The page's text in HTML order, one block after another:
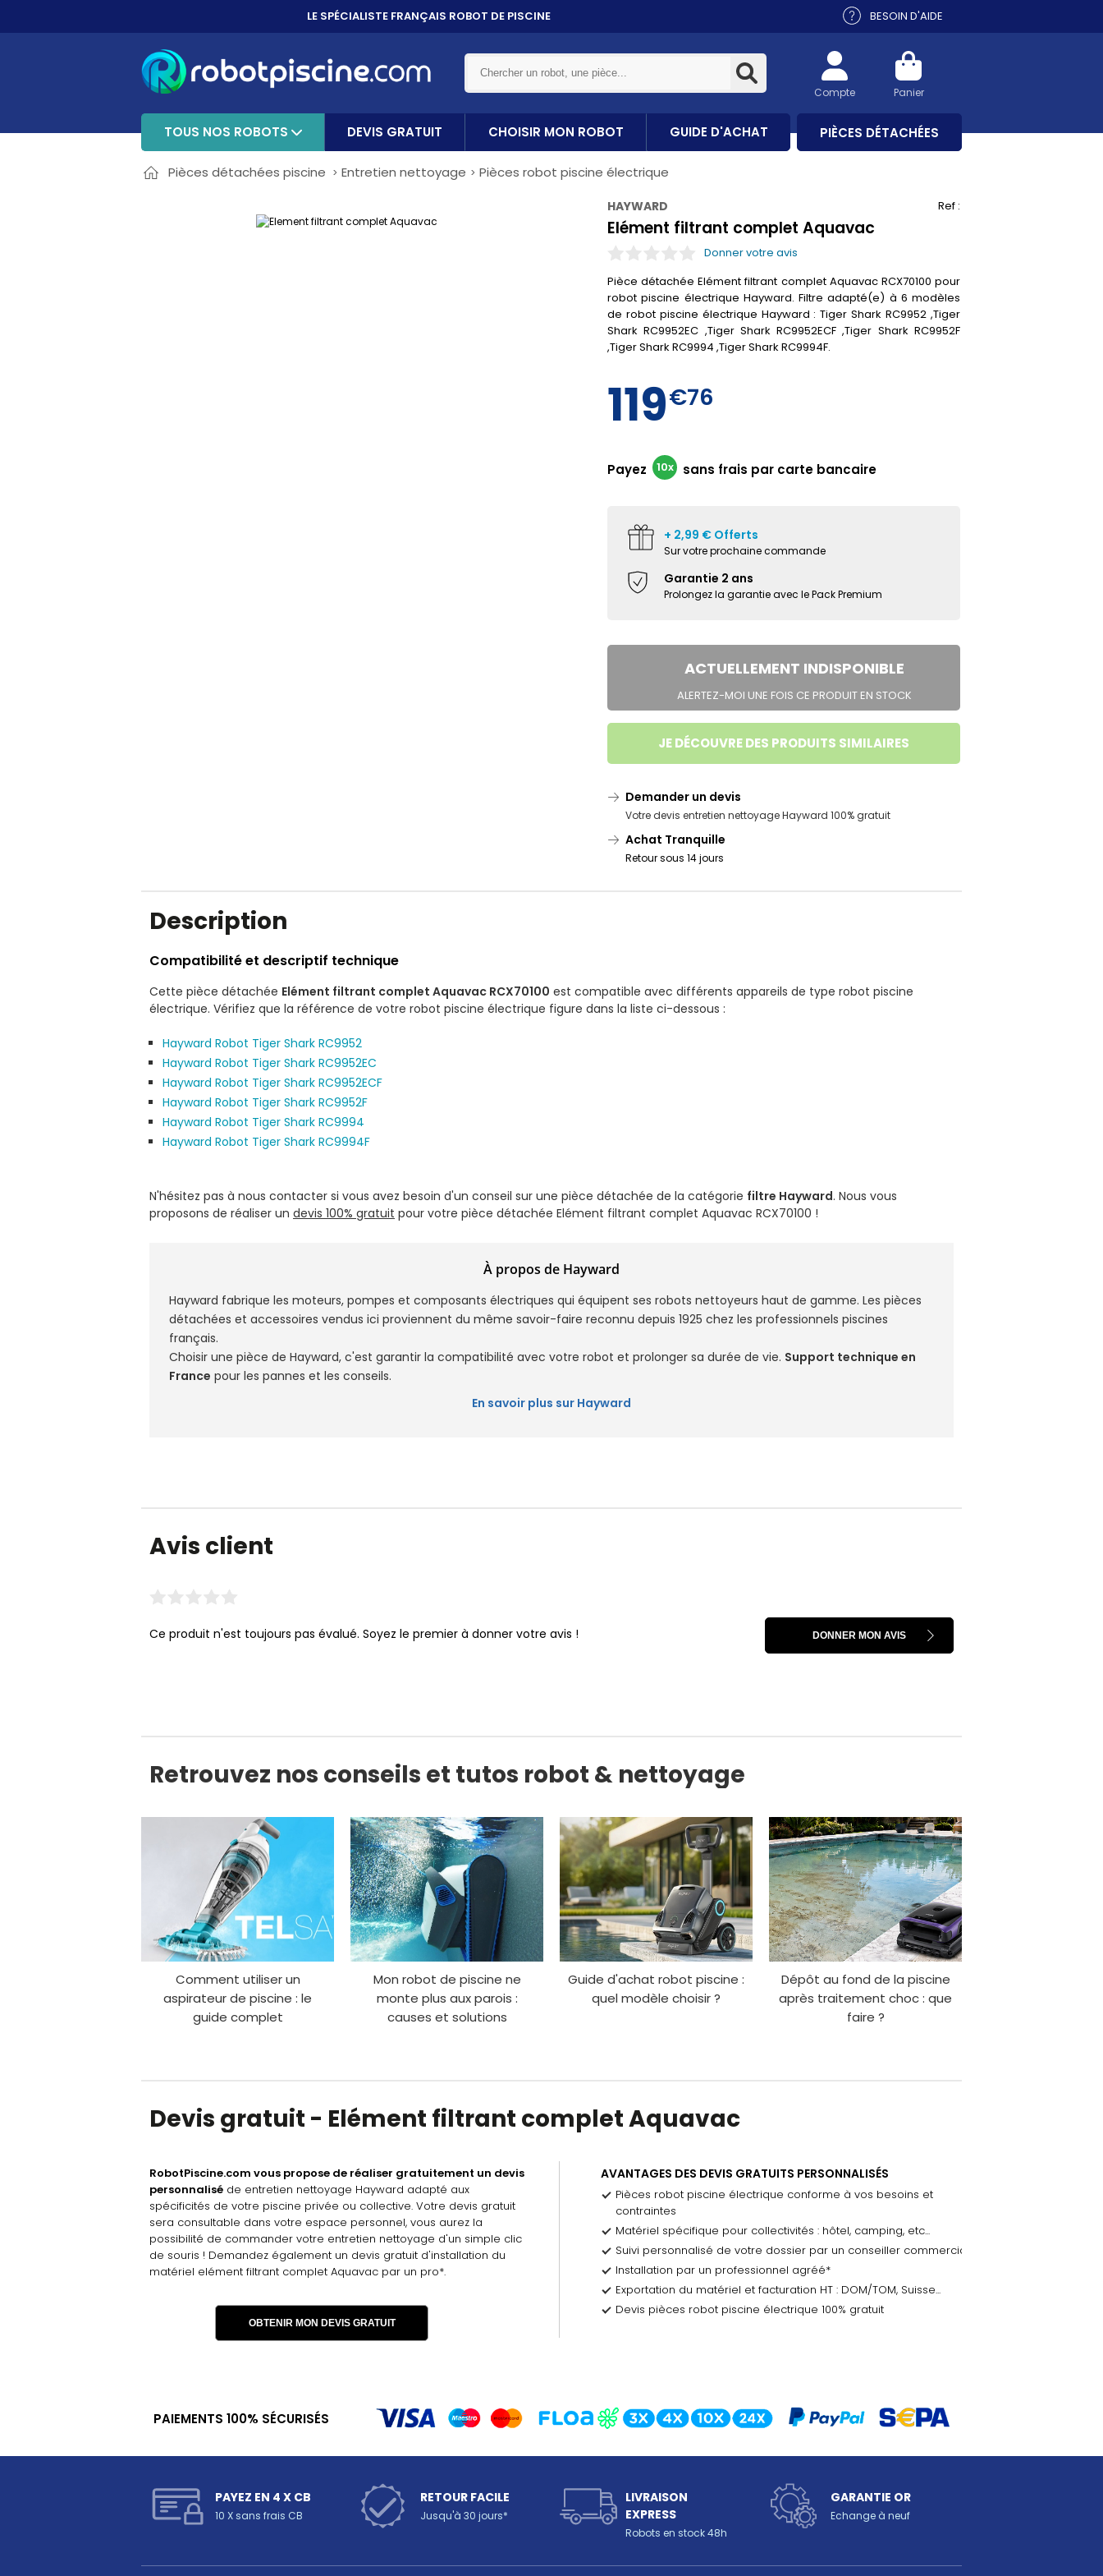
PAYER EN 3X, 4X ET 10XSANS FRAIS PAR CARTE BANCAIRE BESOIN D'AIDE
Panier
Compte
TOUS NOS ROBOTS DEVIS GRATUIT CHOISIR MON ROBOT GUIDE D'ACHAT PIÈCES DÉTACHÉES
Pièces détachées piscine Entretien nettoyage Pièces robot piscine électrique
HAYWARD Ref :
Elément filtrant complet Aquavac
Donner votre avis
Pièce détachée Elément filtrant complet Aquavac RCX70100 pour
robot piscine électrique Hayward. Filtre adapté(e) à 6 modèles
de robot piscine électrique Hayward : Tiger Shark RC9952 ,Tiger
Shark RC9952EC ,Tiger Shark RC9952ECF ,Tiger Shark RC9952F
,Tiger Shark RC9994 ,Tiger Shark RC9994F.
119€76
Payez 10x sans frais par carte bancaire
+ 2,99 € Offerts
Sur votre prochaine commande
Garantie 2 ans
Prolongez la garantie avec le Pack Premium
ACTUELLEMENT INDISPONIBLE
ALERTEZ-MOI UNE FOIS CE PRODUIT EN STOCK
JE DÉCOUVRE DES PRODUITS SIMILAIRES
Demander un devis
Votre devis entretien nettoyage Hayward 100% gratuit
Achat Tranquille
Retour sous 14 jours
Description
Compatibilité et descriptif technique
Cette pièce détachée Elément filtrant complet Aquavac RCX70100 est compatible avec différents appareils de type robot piscine
électrique. Vérifiez que la référence de votre robot piscine électrique figure dans la liste ci-dessous :
Hayward Robot Tiger Shark RC9952
Hayward Robot Tiger Shark RC9952EC
Hayward Robot Tiger Shark RC9952ECF
Hayward Robot Tiger Shark RC9952F
Hayward Robot Tiger Shark RC9994
Hayward Robot Tiger Shark RC9994F
N'hésitez pas à nous contacter si vous avez besoin d'un conseil sur une pièce détachée de la catégorie filtre Hayward. Nous vous
proposons de réaliser un devis 100% gratuit pour votre pièce détachée Elément filtrant complet Aquavac RCX70100 !
À propos de Hayward
Hayward fabrique les moteurs, pompes et composants électriques qui équipent ses robots nettoyeurs haut de gamme. Les pièces
détachées et accessoires vendus ici proviennent du même savoir-faire reconnu depuis 1925 chez les professionnels piscines
français.
Choisir une pièce de Hayward, c'est garantir la compatibilité avec votre robot et prolonger sa durée de vie. Support technique en
France pour les pannes et les conseils.
En savoir plus sur Hayward
Avis client
Ce produit n'est toujours pas évalué. Soyez le premier à donner votre avis ! DONNER MON AVIS
Retrouvez nos conseils et tutos robot & nettoyage
Comment utiliser un
aspirateur de piscine : le
guide complet
Mon robot de piscine ne
monte plus aux parois :
causes et solutions
Guide d'achat robot piscine :
quel modèle choisir ?
Dépôt au fond de la piscine
après traitement choc : que
faire ?
Devis gratuit - Elément filtrant complet Aquavac
RobotPiscine.com vous propose de réaliser gratuitement un devis
personnalisé de entretien nettoyage Hayward adapté aux
spécificités de votre piscine privée ou collective. Votre devis gratuit
sera consultable dans votre espace personnel, vous aurez la
possibilité de commander votre entretien nettoyage d'un simple clic
de souris ! Demandez également un devis gratuit d'installation du
matériel elément filtrant complet Aquavac par un pro*.
OBTENIR MON DEVIS GRATUIT
AVANTAGES DES DEVIS GRATUITS PERSONNALISÉS
Pièces robot piscine électrique conforme à vos besoins et
contraintes
Matériel spécifique pour collectivités : hôtel, camping, etc...
Suivi personnalisé de votre dossier par un conseiller commercial
Installation par un professionnel agréé*
Exportation du matériel et facturation HT : DOM/TOM, Suisse...
Devis pièces robot piscine électrique 100% gratuit
PAIEMENTS 100% SÉCURISÉS
PAYEZ EN 4 X CB
10 X sans frais CB
RETOUR FACILE
Jusqu'à 30 jours*
LIVRAISON
EXPRESS
Robots en stock 48h
GARANTIE OR
Echange à neuf